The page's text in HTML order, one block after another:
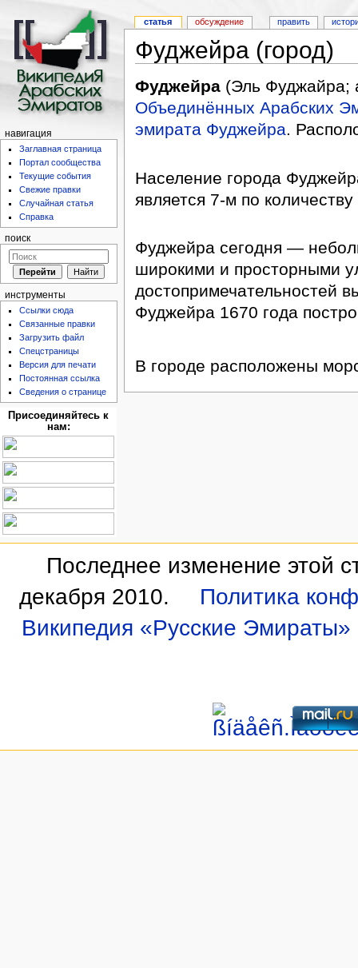
Фуджейра (город)
Фуджейра
Объединённых Арабских
эмирата Фуджейра.
Население города
является 7-м по
Фуджейра сегодня —
широкими и просторными
достопримечательностей
Фуджейра 1670 года
В городе расположены
статья обсуждение править
навигация
Заглавная страница
Портал сообщества
Текущие события
Свежие правки
Случайная статья
Справка
поиск
инструменты
Ссылки сюда
Связанные правки
Загрузить файл
Спецстраницы
Версия для печати
Постоянная ссылка
Сведения о странице
Присоединяйтесь к
нам:
Последнее изменение этой
декабря 2010.
Политика
Википедия «Русские Эмираты»